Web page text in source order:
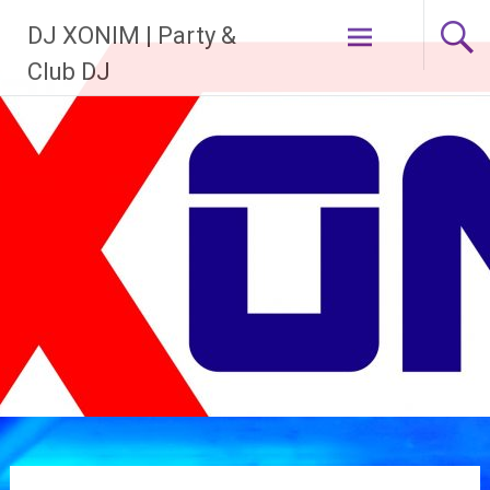
Inhalt
springen
DJ XONIM | Party &
Club DJ